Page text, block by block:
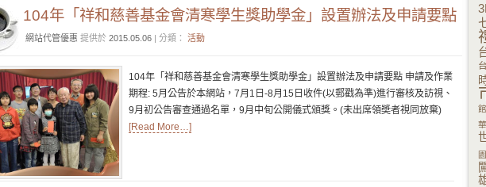
104年「祥和慈善基金會清寒學生獎助學金」設置辦法及申請要點
網站代管優惠 提供於 2015.05.06 | 分類： 活動
104年「祥和慈善基金會清寒學生獎助學金」設置辦法及申請要點 申請及作業
期程: 5月公告於本網站，7月1日-8月15日收件(以郵戳為準)進行審核及訪視、
9月初公告審查通過名單，9月中旬公開儀式頒獎。(未出席領奬者視同放棄)
[Read More…]
館
華
園